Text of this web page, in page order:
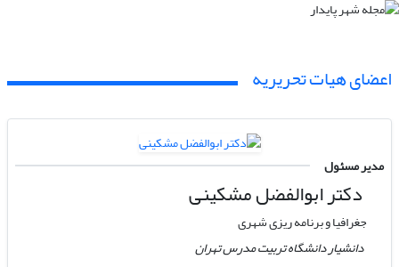
اعضای هیات تحریریه
مدیر مسئول
دکتر ابوالفضل مشکینی
جغرافیا و برنامه ریزی شهری
دانشیار دانشگاه تربیت مدرس تهران